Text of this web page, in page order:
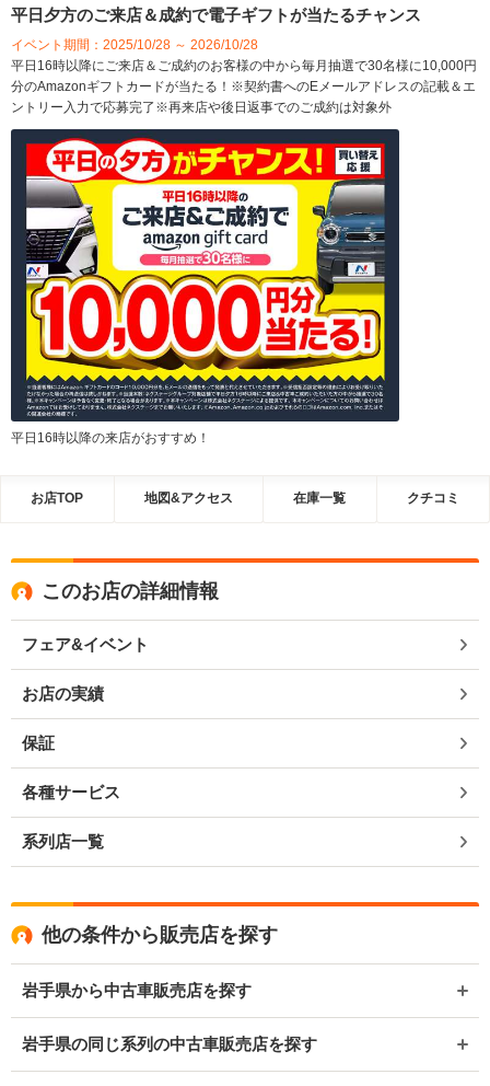
平日夕方のご来店＆成約で電子ギフトが当たるチャンス
イベント期間：2025/10/28 ～ 2026/10/28
平日16時以降にご来店＆ご成約のお客様の中から毎月抽選で30名様に10,000円
分のAmazonギフトカードが当たる！※契約書へのEメールアドレスの記載＆エ
ントリー入力で応募完了※再来店や後日返事でのご成約は対象外
平日16時以降の来店がおすすめ！
お店TOP 地図&アクセス 在庫一覧 クチコミ
このお店の詳細情報
フェア&イベント
お店の実績
保証
各種サービス
系列店一覧
他の条件から販売店を探す
岩手県から中古車販売店を探す
岩手県の同じ系列の中古車販売店を探す